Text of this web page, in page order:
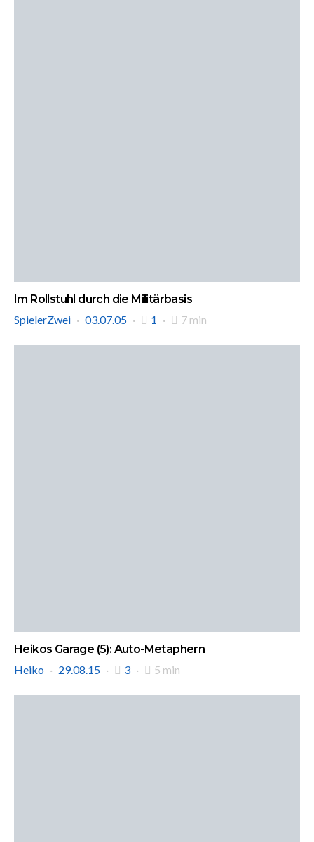
Im Rollstuhl durch die Militärbasis
SpielerZwei
03.07.05 1 7 min
Heikos Garage (5): Auto-Metaphern
Heiko
29.08.15 3 5 min